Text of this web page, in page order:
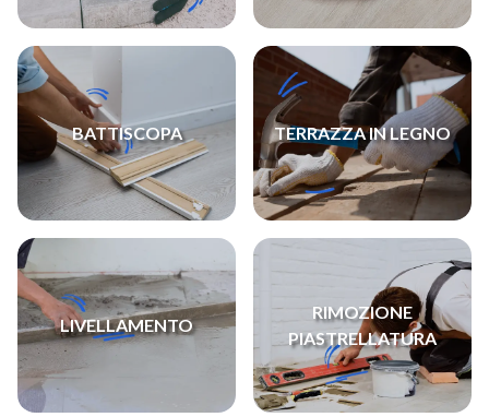
BATTISCOPA TERRAZZA IN LEGNO
LIVELLAMENTO
RIMOZIONE
PIASTRELLATURA